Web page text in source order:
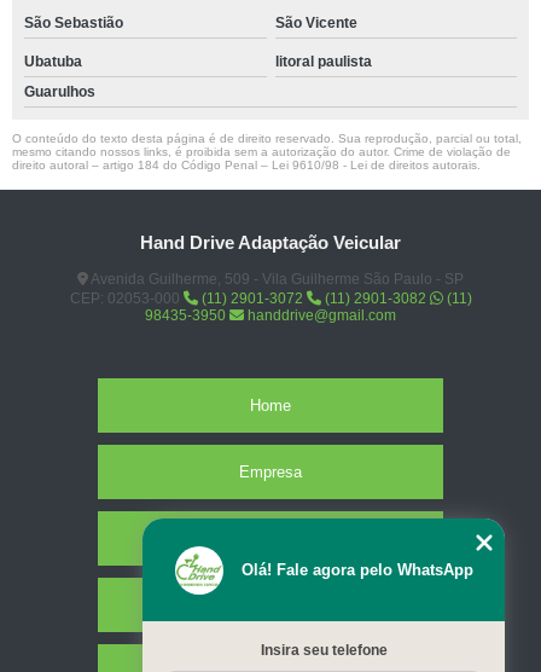
São Sebastião São Vicente
Ubatuba
litoral paulista
Guarulhos
O conteúdo do texto desta página é de direito reservado. Sua reprodução, parcial ou total,
mesmo citando nossos links, é proibida sem a autorização do autor. Crime de violação de
direito autoral – artigo 184 do Código Penal – Lei 9610/98 - Lei de direitos autorais
Hand Drive Adaptação Veicular
Avenida Guilherme, 509 - Vila Guilherme São Paulo - SP
CEP: 02053-000
(11) 2901-3072 (11) 2901-3082
(11)
98435-3950
handdrive@gmail.com
Home
Empresa
Olá! Fale agora pelo WhatsApp
Insira seu telefone